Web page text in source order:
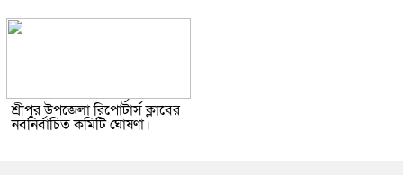
শ্রীপুর উপজেলা রিপোর্টার্স ক্লাবের
নবনির্বাচিত কমিটি ঘোষণা।